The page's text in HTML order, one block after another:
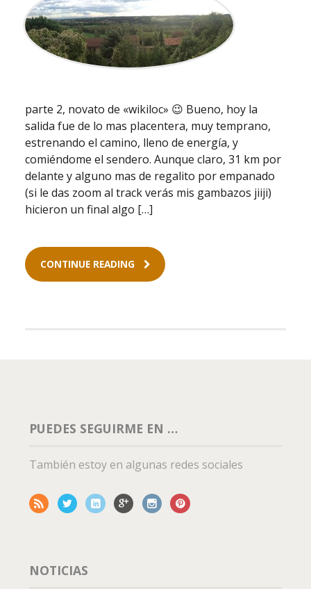
parte 2, novato de «wikiloc» 😉 Bueno, hoy la
salida fue de lo mas placentera, muy temprano,
estrenando el camino, lleno de energía, y
comiéndome el sendero. Aunque claro, 31 km por
delante y alguno mas de regalito por empanado
(si le das zoom al track verás mis gambazos jiiji)
hicieron un final algo […]
CONTINUE READING
PUEDES SEGUIRME EN …
También estoy en algunas redes sociales
NOTICIAS